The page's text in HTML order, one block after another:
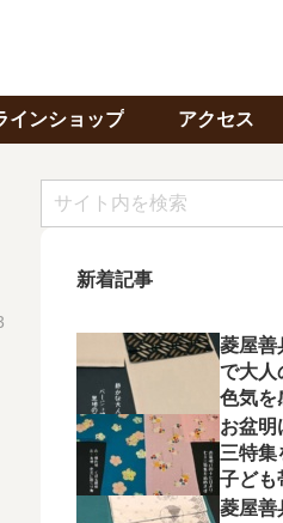
インショップ アクセス
新着記事
菱屋善
で大人
色気を
心が惹
お盆明
三特集
子ども
況に不
菱屋善